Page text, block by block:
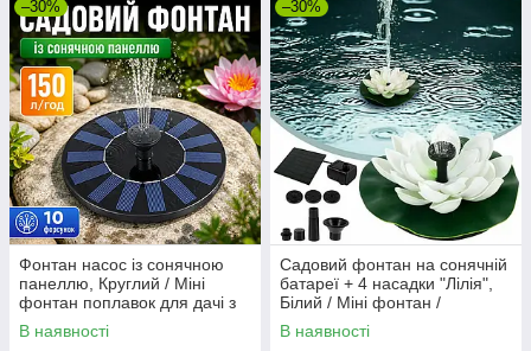
–30%
Фонтан насос із сонячною
панеллю, Круглий / Міні
фонтан поплавок для дачі з
насадками / Плаваючий
фонтан
В наявності
–30%
Садовий фонтан на сонячній
батареї + 4 насадки "Лілія",
Білий / Міні фонтан /
Декоративний фонтан для
ставка
В наявності